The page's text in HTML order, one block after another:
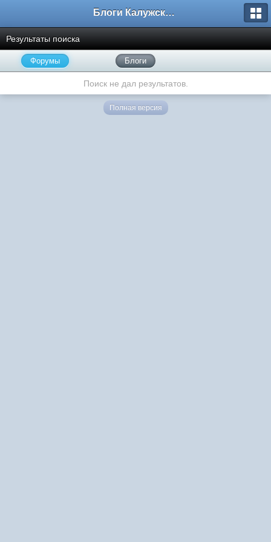
Блоги Калужского перекрестка
Результаты поиска
Форумы Блоги
Поиск не дал результатов.
Полная версия